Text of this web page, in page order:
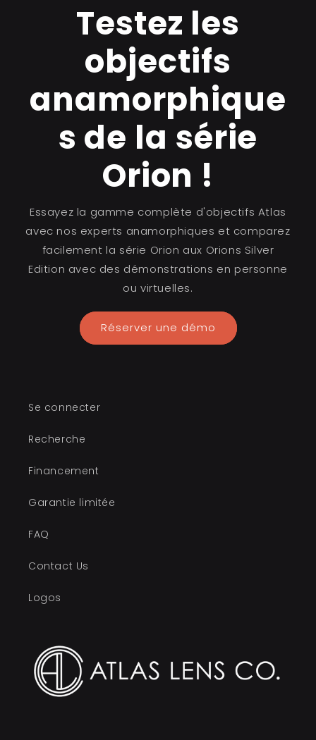
Testez les
objectifs
anamorphique
s de la série
Orion !
Essayez la gamme complète d'objectifs Atlas
avec nos experts anamorphiques et comparez
facilement la série Orion aux Orions Silver
Edition avec des démonstrations en personne
ou virtuelles.
Réserver une démo
Se connecter
Recherche
Financement
Garantie limitée
FAQ
Contact Us
Logos